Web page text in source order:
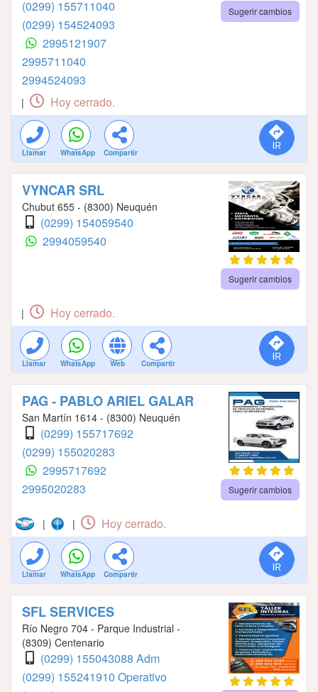
(0299) 155711040
(0299) 154524093
2995121907
2995711040
2994524093
Sugerir cambios
| Hoy cerrado.
Llamar WhatsApp Compartir
VYNCAR SRL
Chubut 655 - (8300) Neuquén
(0299) 154059540
2994059540
Sugerir cambios
| Hoy cerrado.
Llamar WhatsApp Web Compartir
PAG - PABLO ARIEL GALAR
San Martín 1614 - (8300) Neuquén
(0299) 155717692
(0299) 155020283
2995717692
2995020283
Sugerir cambios
| | Hoy cerrado.
Llamar WhatsApp Compartir
SFL SERVICES
Río Negro 704 - Parque Industrial -
(8309) Centenario
(0299) 155043088 Adm
(0299) 155241910 Operativo